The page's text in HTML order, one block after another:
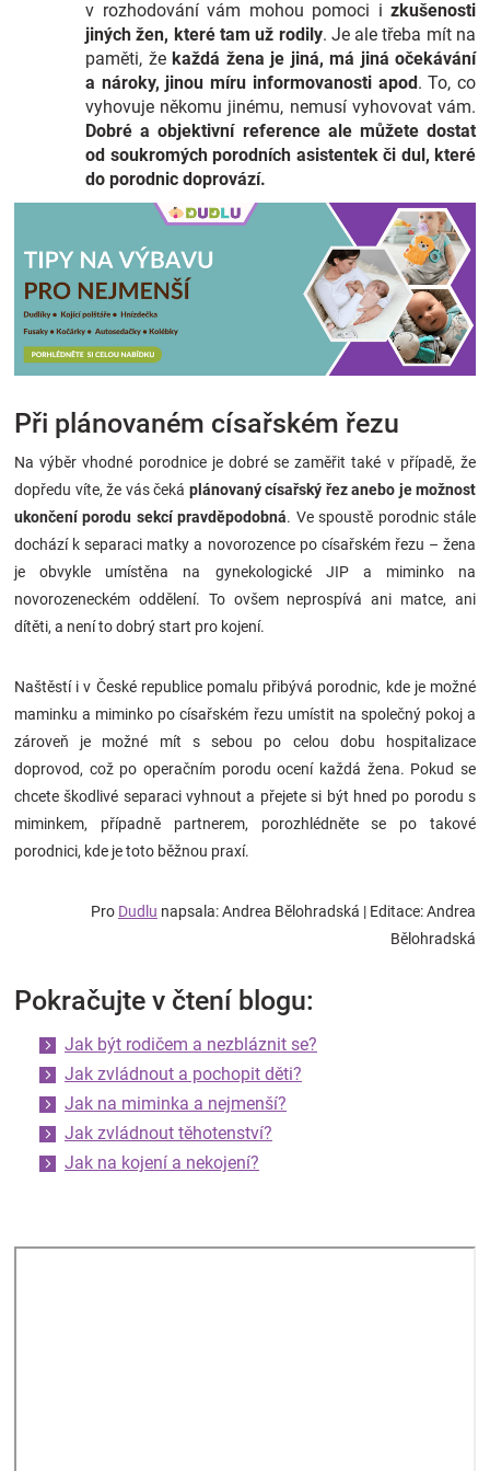
v rozhodování vám mohou pomoci i zkušenosti
jiných žen, které tam už rodily. Je ale třeba mít na
paměti, že každá žena je jiná, má jiná očekávání
a nároky, jinou míru informovanosti apod . To, co
vyhovuje někomu jinému, nemusí vyhovovat vám.
Dobré a objektivní reference ale můžete dostat
od soukromých porodních asistentek či dul, které
do porodnic doprovází.
Při plánovaném císařském řezu
Na výběr vhodné porodnice je dobré se zaměřit také v případě, že
dopředu víte, že vás čeká plánovaný císařský řez anebo je možnost
ukončení porodu sekcí pravděpodobná. Ve spoustě porodnic stále
dochází k separaci matky a novorozence po císařském řezu – žena
je obvykle umístěna na gynekologické JIP a miminko na
novorozeneckém oddělení. To ovšem neprospívá ani matce, ani
dítěti, a není to dobrý start pro kojení.
Naštěstí i v České republice pomalu přibývá porodnic, kde je možné
maminku a miminko po císařském řezu umístit na společný pokoj a
zároveň je možné mít s sebou po celou dobu hospitalizace
doprovod, což po operačním porodu ocení každá žena. Pokud se
chcete škodlivé separaci vyhnout a přejete si být hned po porodu s
miminkem, případně partnerem, porozhlédněte se po takové
porodnici, kde je toto běžnou praxí.
Pro Dudlu napsala: Andrea Bělohradská | Editace: Andrea
Bělohradská
Pokračujte v čtení blogu:
Jak být rodičem a nezbláznit se?
Jak zvládnout a pochopit děti?
Jak na miminka a nejmenší?
Jak zvládnout těhotenství?
Jak na kojení a nekojení?